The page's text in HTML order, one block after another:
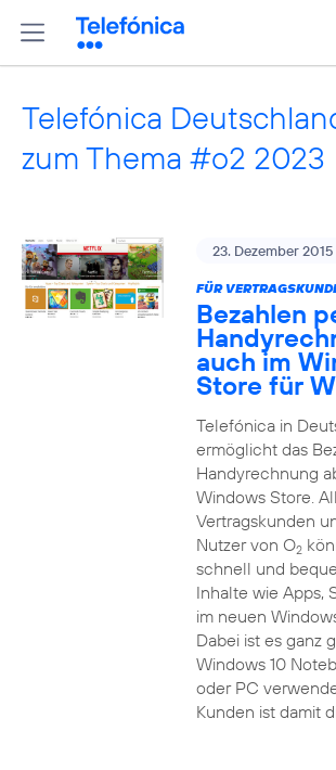
Telefónica
zum Thema #o2 2023
23. Dezember 2015
FÜR
Bezahlen
auch im
Store für
Telefónica in
ermöglicht das
Handyrechnung
Windows Store.
Vertragskunden
Nutzer von O2
schnell und
Inhalte wie Apps,
im neuen
Dabei ist es ganz
Windows 10
oder PC
Kunden ist damit